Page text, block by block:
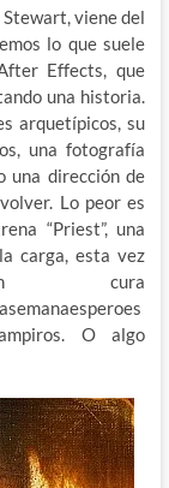
viene del
lo que suele
Effects, que
una historia.
arquetípicos, su
una fotografía
una dirección de
Lo peor es
“Priest”, una
carga, esta vez
cura
O algo